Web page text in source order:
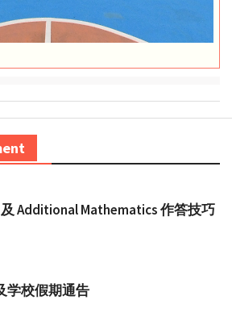
及 Additional Mathematics 作答技巧
学校假期通告